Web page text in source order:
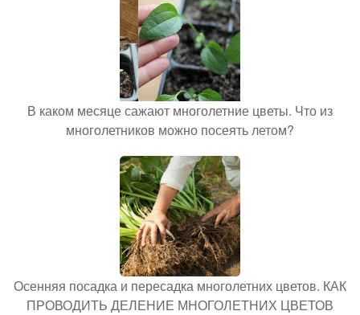
В каком месяце сажают многолетние цветы. Что из
многолетников можно посеять летом?
Осенняя посадка и пересадка многолетних цветов. КАК
ПРОВОДИТЬ ДЕЛЕНИЕ МНОГОЛЕТНИХ ЦВЕТОВ